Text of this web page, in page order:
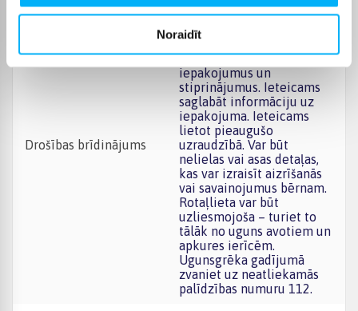
Noraidīt
Drošības brīdinājums
piemērots bērniem līdz
trīs gadu vecumam. Pirms
nododat šo rotaļlietu
bērnam, noņemiet visus
iepakojumus un
stiprinājumus. Ieteicams
saglabāt informāciju uz
iepakojuma. Ieteicams
lietot pieaugušo
uzraudzībā. Var būt
nelielas vai asas detaļas,
kas var izraisīt aizrīšanās
vai savainojumus bērnam.
Rotaļlieta var būt
uzliesmojoša – turiet to
tālāk no uguns avotiem un
apkures ierīcēm.
Ugunsgrēka gadījumā
zvaniet uz neatliekamās
palīdzības numuru 112.